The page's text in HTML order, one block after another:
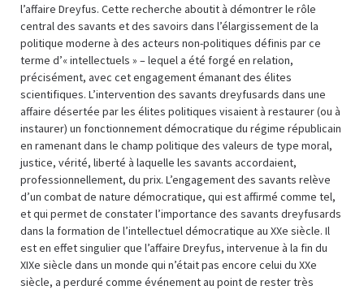
l’affaire Dreyfus. Cette recherche aboutit à démontrer le rôle
central des savants et des savoirs dans l’élargissement de la
politique moderne à des acteurs non-politiques définis par ce
terme d’« intellectuels » – lequel a été forgé en relation,
précisément, avec cet engagement émanant des élites
scientifiques. L’intervention des savants dreyfusards dans une
affaire désertée par les élites politiques visaient à restaurer (ou à
instaurer) un fonctionnement démocratique du régime républicain
en ramenant dans le champ politique des valeurs de type moral,
justice, vérité, liberté à laquelle les savants accordaient,
professionnellement, du prix. L’engagement des savants relève
d’un combat de nature démocratique, qui est affirmé comme tel,
et qui permet de constater l’importance des savants dreyfusards
dans la formation de l’intellectuel démocratique au XXe siècle. Il
est en effet singulier que l’affaire Dreyfus, intervenue à la fin du
XIXe siècle dans un monde qui n’était pas encore celui du XXe
siècle, a perduré comme événement au point de rester très